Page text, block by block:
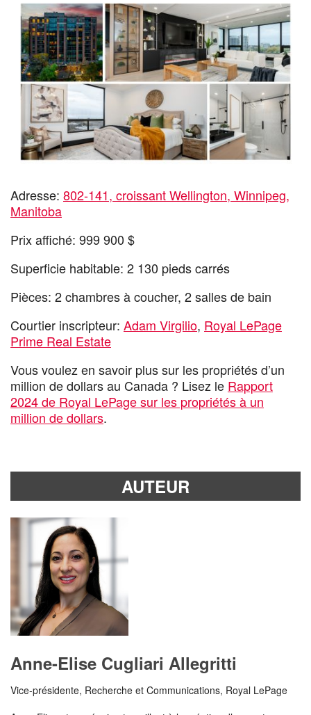
Adresse: 802-141, croissant Wellington, Winnipeg,
Manitoba
Prix affiché: 999 900 $
Superficie habitable: 2 130 pieds carrés
Pièces: 2 chambres à coucher, 2 salles de bain
Courtier inscripteur: Adam Virgilio, Royal LePage
Prime Real Estate
Vous voulez en savoir plus sur les propriétés d’un
million de dollars au Canada ? Lisez le Rapport
2024 de Royal LePage sur les propriétés à un
million de dollars.
AUTEUR
Anne-Elise Cugliari Allegritti
Vice-présidente, Recherche et Communications, Royal LePage